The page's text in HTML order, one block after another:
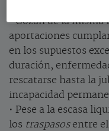
amplios (consulte
• Gozan de la misma
aportaciones
en los supuestos
duración,
rescatarse hasta la
incapacidad
• Pese a la escasa
los traspasosentre